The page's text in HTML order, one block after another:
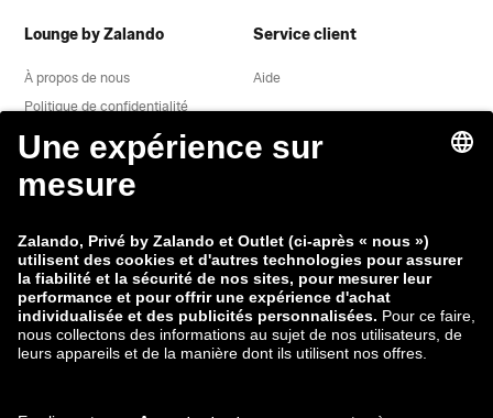
Lounge by Zalando
À propos de nous
Politique de confidentialité
Mentions légales
CGV
Rétractation
Suivi des données
Signaler une vulnérabilité
Sécurité du produit
Service client
Aide
Groupe Zalando Modes de paiement